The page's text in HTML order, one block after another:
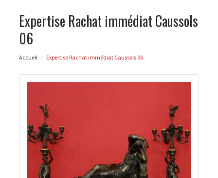
Expertise Rachat immédiat Caussols
06
Accueil Expertise Rachat immédiat Caussols 06